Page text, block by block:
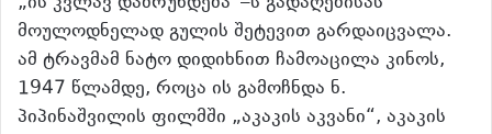
მოულოდნელად გულის შეტევით გარდაიცვალა.
ამ ტრავმამ ნატო დიდიხნით ჩამოაცილა კინოს,
1947 წლამდე, როცა ის გამოჩნდა ნ.
პიპინაშვილის ფილმში „აკაკის აკვანი“, აკაკის